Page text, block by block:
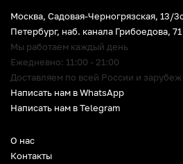
О нас
Контакты
Москва, Садовая-Черногрязская, 13/
Петербург, наб. канала Грибоедова, 71
Мы работаем каждый день
Ежедневно: 11:00 - 21:00
Доставляем по всей России и зарубеж
Написать нам в WhatsApp
Написать нам в Telegram